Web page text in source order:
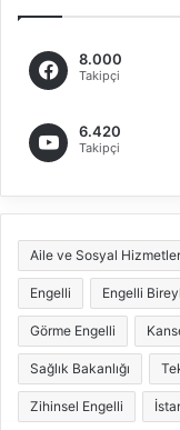
8.000
Takipçi
6.420
Takipçi
Aile ve Sosyal Hizmetler
Engelli Engelli
Görme Engelli
Sağlık Bakanlığı
Zihinsel Engelli